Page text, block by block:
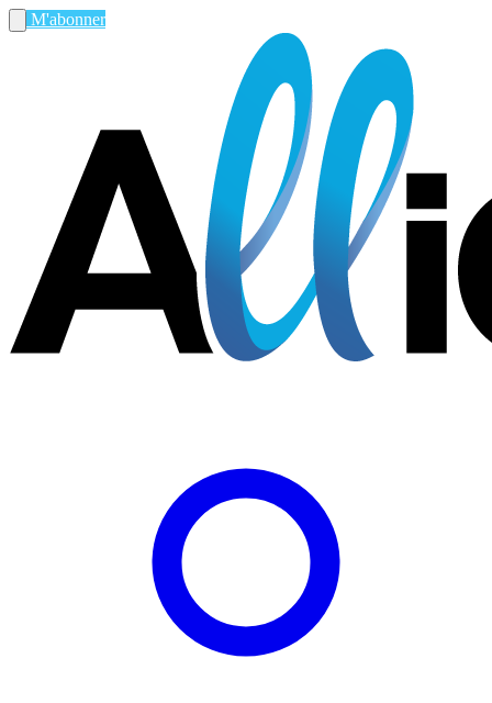
M'abonner